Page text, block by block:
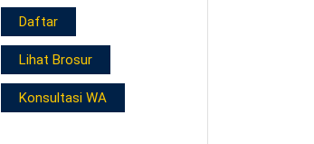
Daftar
Lihat Brosur
Konsultasi WA